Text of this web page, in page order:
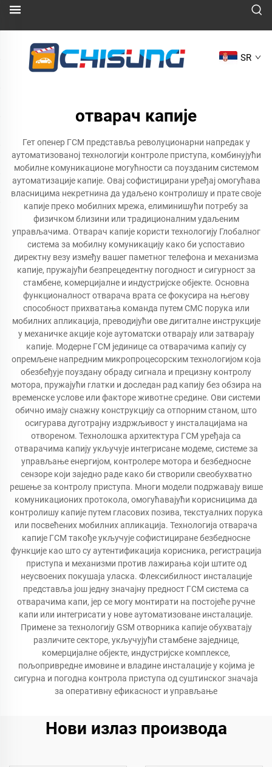
SR
отварач капије
Гет опенер ГСМ представља револуционарни напредак у
аутоматизованој технологији контроле приступа, комбинујући
мобилне комуникационе могућности са поузданим системом
аутоматизације капије. Овај софистицирани уређај омогућава
власницима некретнина да удаљено контролишу и прате своје
капије преко мобилних мрежа, елиминишући потребу за
физичком близини или традиционалним удаљеним
управљачима. Отварач капије користи технологију Глобалног
система за мобилну комуникацију како би успоставио
директну везу између вашег паметног телефона и механизма
капије, пружајући безпрецедентну погодност и сигурност за
стамбене, комерцијалне и индустријске објекте. Основна
функционалност отварача врата се фокусира на његову
способност прихватања команда путем СМС порука или
мобилних апликација, преводијући ове дигиталне инструкције
у механичке акције које аутоматски отварају или затварају
капије. Модерне ГСМ јединице са отварачима капију су
опремљене напредним микропроцесорским технологијом која
обезбеђује поуздану обраду сигнала и прецизну контролу
мотора, пружајући глатки и доследан рад капију без обзира на
временске услове или факторе животне средине. Ови системи
обично имају снажну конструкцију са отпорним станом, што
осигурава дуготрајну издржљивост у инсталацијама на
отвореном. Технолошка архитектура ГСМ уређаја са
отварачима капију укључује интегрисане модеме, системе за
управљање енергијом, контролере мотора и безбедносне
сензоре који заједно раде како би створили свеобухватно
решење за контролу приступа. Многи модели подржавају више
комуникационих протокола, омогућавајући корисницима да
контролишу капије путем гласових позива, текстуалних порука
или посвећених мобилних апликација. Технологија отварача
капије ГСМ такође укључује софистициране безбедносне
функције као што су аутентификација корисника, регистрација
приступа и механизми против лажирања који штите од
неусвоених покушаја уласка. Флексибилност инсталације
представља још једну значајну предност ГСМ система са
отварачима капи, јер се могу монтирати на постојеће ручне
капи или интегрисати у нове аутоматизоване инсталације.
Примене за технологију GSM отворника капије обухватају
различите секторе, укључујући стамбене заједнице,
комерцијалне објекте, индустријске комплексе,
пољопривредне имовине и владине инсталације у којима је
сигурна и погодна контрола приступа од суштинског значаја
за оперативну ефикасност и управљање
Нови излаз производа